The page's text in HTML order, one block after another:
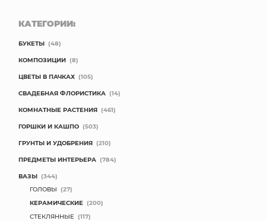
КАТЕГОРИИ:
БУКЕТЫ (48)
КОМПОЗИЦИИ (8)
ЦВЕТЫ В ПАЧКАХ (105)
СВАДЕБНАЯ ФЛОРИСТИКА (14)
КОМНАТНЫЕ РАСТЕНИЯ (461)
ГОРШКИ И КАШПО (503)
ГРУНТЫ И УДОБРЕНИЯ (210)
ПРЕДМЕТЫ ИНТЕРЬЕРА (784)
ВАЗЫ (344)
ГОЛОВЫ (27)
КЕРАМИЧЕСКИЕ (200)
СТЕКЛЯННЫЕ (117)